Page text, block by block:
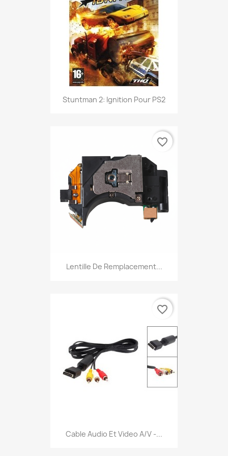
Stuntman 2: Ignition Pour PS2
Lentille De Remplacement...
favorite_border
Cable Audio Et Video A/V -...
favorite_border